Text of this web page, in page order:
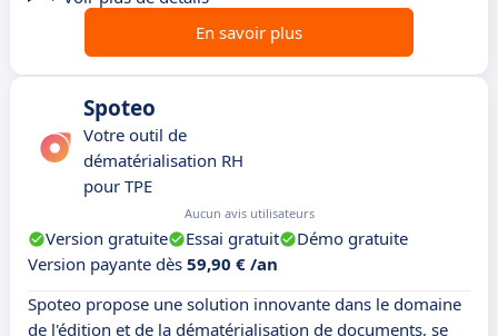
En savoir plus
Spoteo
Votre outil de
dématérialisation RH
pour TPE
Aucun avis utilisateurs
Version gratuite Essai gratuit
Démo gratuite
Version payante dès 59,90 € /an
Spoteo propose une solution innovante dans le domaine
de l'édition et de la dématérialisation de documents, se